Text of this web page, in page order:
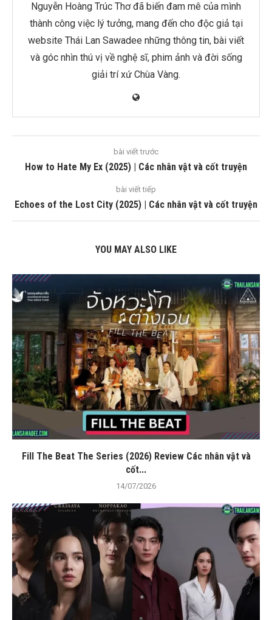
Nguyễn Hoàng Trúc Thơ đã biến đam mê của mình
thành công việc lý tưởng, mang đến cho độc giả tại
website Thái Lan Sawadee những thông tin, bài viết
và góc nhìn thú vị về nghệ sĩ, phim ảnh và đời sống
giải trí xứ Chùa Vàng.
bài viết trước
How to Hate My Ex (2025) | Các nhân vật và cốt truyện
bài viết tiếp
Echoes of the Lost City (2025) | Các nhân vật và cốt truyện
YOU MAY ALSO LIKE
Fill The Beat The Series (2026) Review Các nhân vật và
cốt...
14/07/2026